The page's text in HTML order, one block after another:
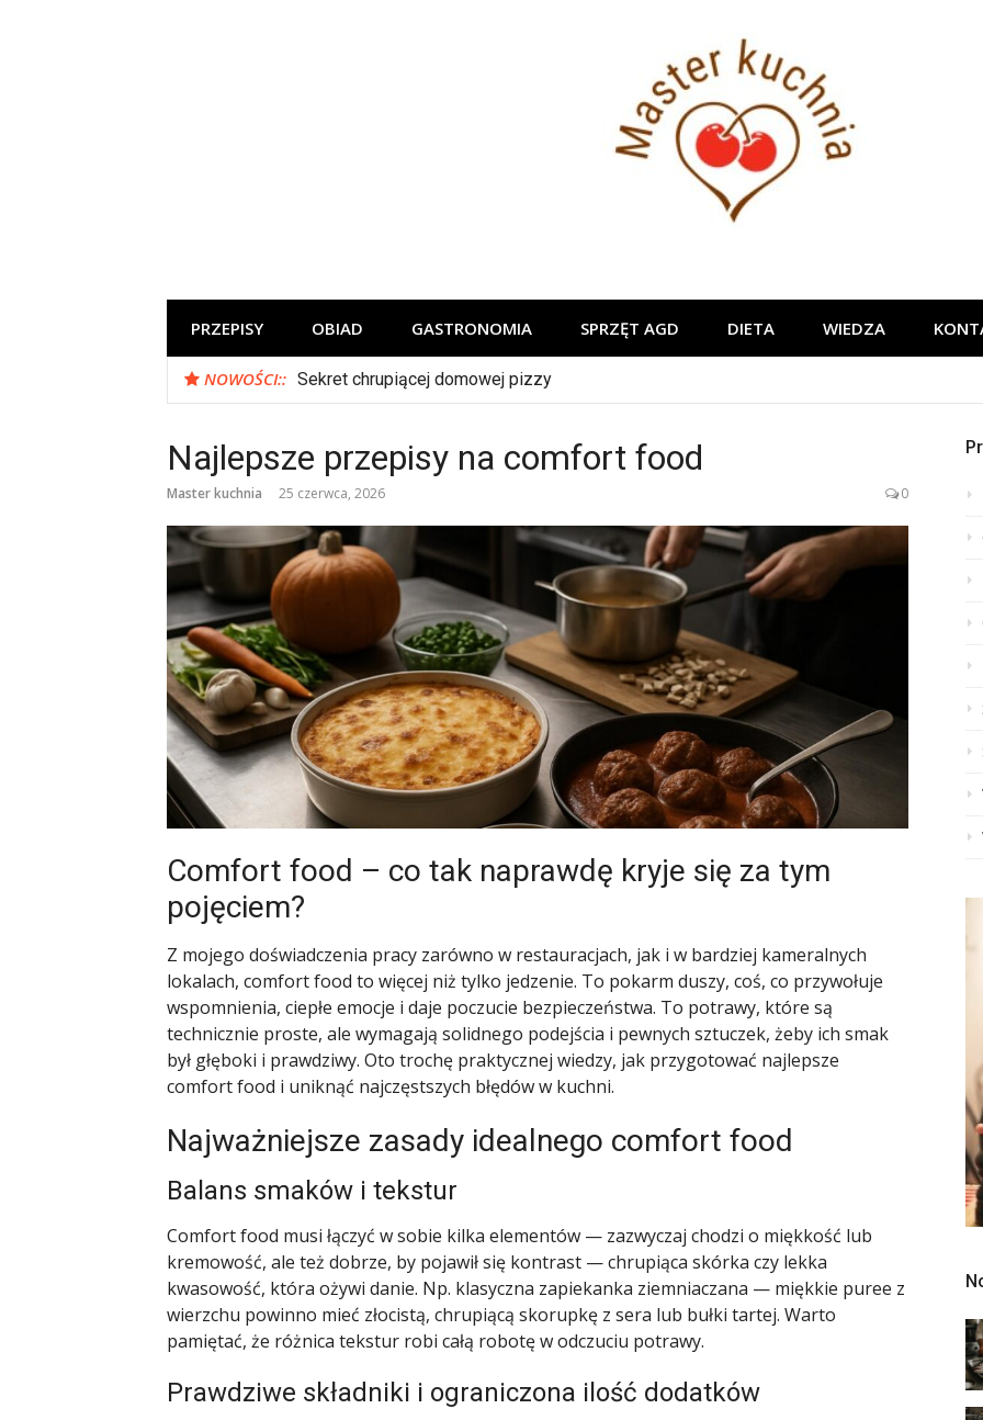
PRZEPISY OBIAD GASTRONOMIA SPRZĘT AGD DIETA WIEDZA
NOWOŚCI:: Sekret chrupiącej domowej pizzy
Najlepsze przepisy na comfort food
Master kuchnia 25 czerwca, 2026 0
Comfort food – co tak naprawdę kryje się za tym
pojęciem?
Z mojego doświadczenia pracy zarówno w restauracjach, jak i w bardziej kameralnych
lokalach, comfort food to więcej niż tylko jedzenie. To pokarm duszy, coś, co przywołuje
wspomnienia, ciepłe emocje i daje poczucie bezpieczeństwa. To potrawy, które są
technicznie proste, ale wymagają solidnego podejścia i pewnych sztuczek, żeby ich smak
był głęboki i prawdziwy. Oto trochę praktycznej wiedzy, jak przygotować najlepsze
comfort food i uniknąć najczęstszych błędów w kuchni.
Najważniejsze zasady idealnego comfort food
Balans smaków i tekstur
Comfort food musi łączyć w sobie kilka elementów — zazwyczaj chodzi o miękkość lub
kremowość, ale też dobrze, by pojawił się kontrast — chrupiąca skórka czy lekka
kwasowość, która ożywi danie. Np. klasyczna zapiekanka ziemniaczana — miękkie puree z
wierzchu powinno mieć złocistą, chrupiącą skorupkę z sera lub bułki tartej. Warto
pamiętać, że różnica tekstur robi całą robotę w odczuciu potrawy.
Prawdziwe składniki i ograniczona ilość dodatków